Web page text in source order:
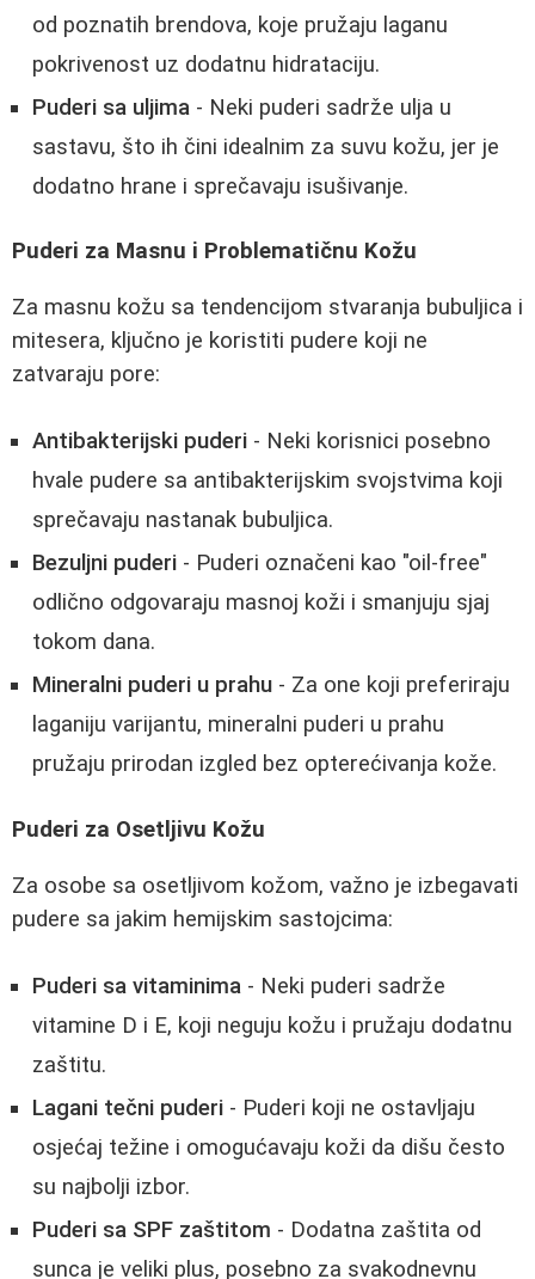
od poznatih brendova, koje pružaju laganu
pokrivenost uz dodatnu hidrataciju.
Puderi sa uljima - Neki puderi sadrže ulja u
sastavu, što ih čini idealnim za suvu kožu, jer je
dodatno hrane i sprečavaju isušivanje.
Puderi za Masnu i Problematičnu Kožu
Za masnu kožu sa tendencijom stvaranja bubuljica i
mitesera, ključno je koristiti pudere koji ne
zatvaraju pore:
Antibakterijski puderi - Neki korisnici posebno
hvale pudere sa antibakterijskim svojstvima koji
sprečavaju nastanak bubuljica.
Bezuljni puderi - Puderi označeni kao "oil-free"
odlično odgovaraju masnoj koži i smanjuju sjaj
tokom dana.
Mineralni puderi u prahu - Za one koji preferiraju
laganiju varijantu, mineralni puderi u prahu
pružaju prirodan izgled bez opterećivanja kože.
Puderi za Osetljivu Kožu
Za osobe sa osetljivom kožom, važno je izbegavati
pudere sa jakim hemijskim sastojcima:
Puderi sa vitaminima - Neki puderi sadrže
vitamine D i E, koji neguju kožu i pružaju dodatnu
zaštitu.
Lagani tečni puderi - Puderi koji ne ostavljaju
osjećaj težine i omogućavaju koži da dišu često
su najbolji izbor.
Puderi sa SPF zaštitom - Dodatna zaštita od
sunca je veliki plus, posebno za svakodnevnu